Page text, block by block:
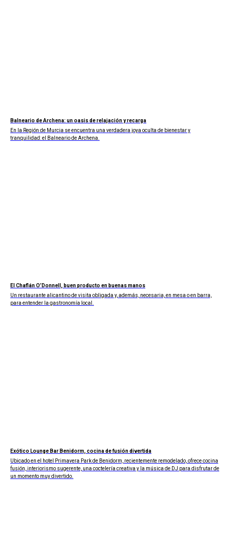
Balneario de Archena: un oasis de relajación y recarga
En la Región de Murcia se encuentra una verdadera joya oculta de bienestar y
tranquilidad: el Balneario de Archena.
El Chaflán O’Donnell, buen producto en buenas manos
Un restaurante alicantino de visita obligada y, además, necesaria, en mesa o en barra,
para entender la gastronomía local.
Exótico Lounge Bar Benidorm, cocina de fusión divertida
Ubicado en el hotel Primavera Park de Benidorm, recientemente remodelado, ofrece cocina
fusión, interiorismo sugerente, una coctelería creativa y la música de DJ para disfrutar de
un momento muy divertido.